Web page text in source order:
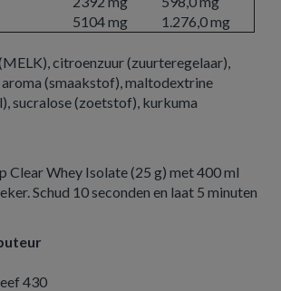
5104 mg
1.276,0 mg
citroenzuur (zuurteregelaar),
(smaakstof), maltodextrine
sucralose (zoetstof), kurkuma
Clear Whey Isolate (25 g) met 400 ml
Schud 10 seconden en laat 5 minuten
430